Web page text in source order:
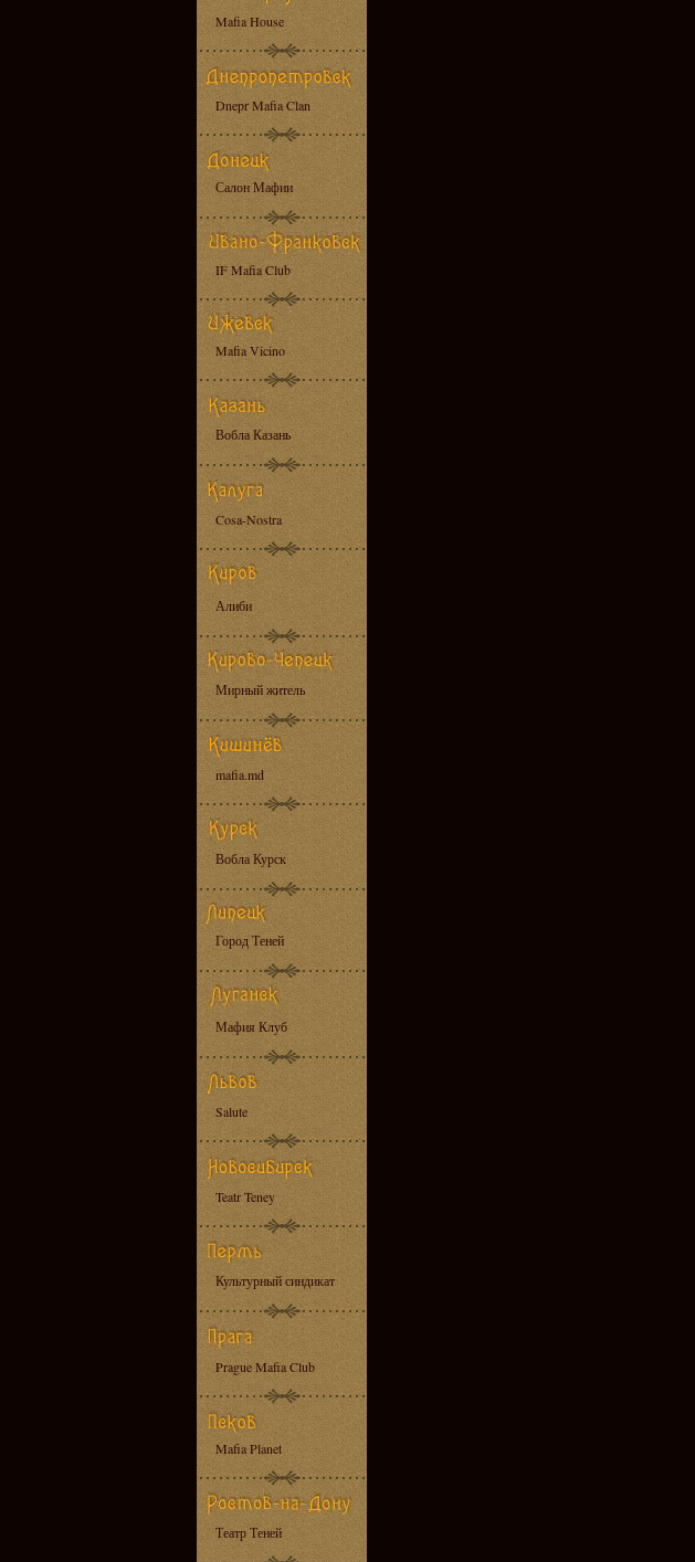
Mafia House
Dnepr Mafia Clan
Салон Мафии
IF Mafia Club
Mafia Vicino
Вобла Казань
Cosa-Nostra
Алиби
Мирный житель
mafia.md
Вобла Курск
Город Теней
Мафия Клуб
Salute
Teatr Teney
Культурный синдикат
Prague Mafia Club
Mafia Planet
Театр Теней